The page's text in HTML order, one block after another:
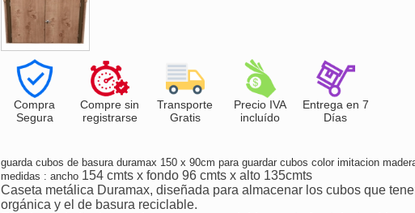
Compra
Segura
Compre sin
registrarse
Transporte
Gratis
Precio IVA
incluído
Entrega en 7
Días
guarda cubos de basura duramax 150 x 90cm para guardar cubos color imitacion
medidas : ancho 154 cmts x fondo 96 cmts x alto 135cmts
Caseta metálica Duramax, diseñada para almacenar los cubos que
orgánica y el de basura reciclable.